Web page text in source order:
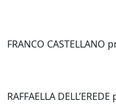
FRANCO CASTELLANO
RAFFAELLA